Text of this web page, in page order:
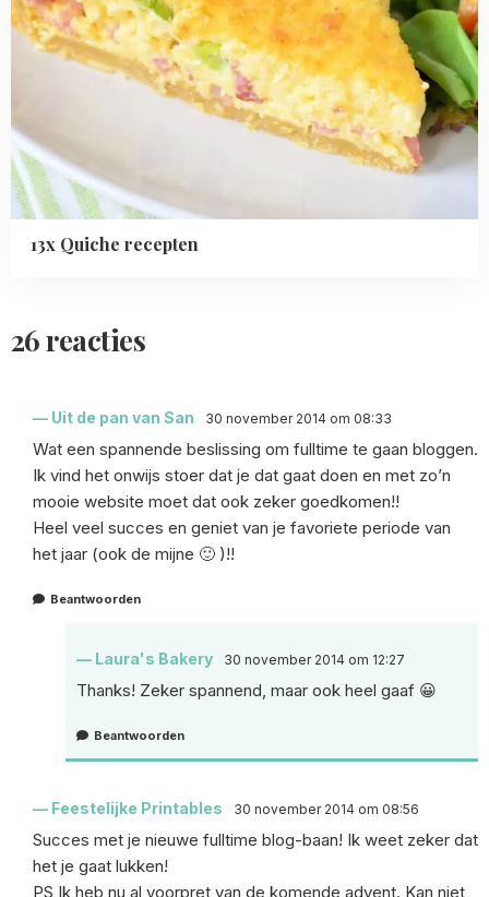
13x Quiche recepten
26 reacties
Uit de pan van San 30 november 2014 om 08:33
Wat een spannende beslissing om fulltime te gaan bloggen.
Ik vind het onwijs stoer dat je dat gaat doen en met zo’n
mooie website moet dat ook zeker goedkomen!!
Heel veel succes en geniet van je favoriete periode van
het jaar (ook de mijne 🙂 )!!
Beantwoorden
Laura's Bakery 30 november 2014 om 12:27
Thanks! Zeker spannend, maar ook heel gaaf 😀
Beantwoorden
Feestelijke Printables 30 november 2014 om 08:56
Succes met je nieuwe fulltime blog-baan! Ik weet zeker dat
het je gaat lukken!
PS Ik heb nu al voorpret van de komende advent. Kan niet